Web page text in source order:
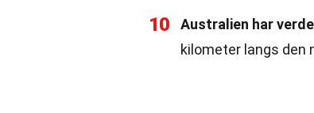
10 Australien har
kilometer langs den